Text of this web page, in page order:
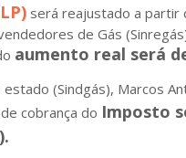
será reajustado a partir
de Gás
aumento real será
(Sindgás), Marcos
cobrança do Imposto